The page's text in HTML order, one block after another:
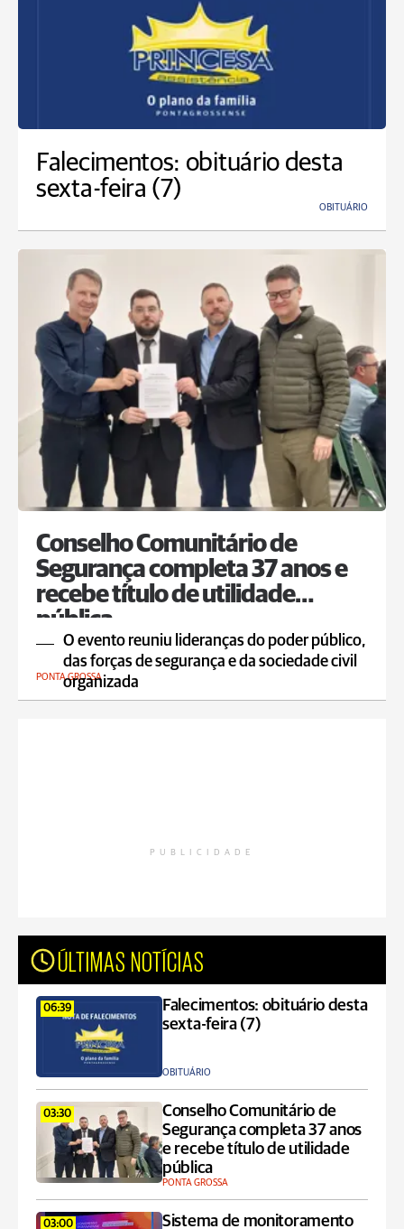
Falecimentos: obituário desta
sexta-feira (7)
OBITUÁRIO
Conselho Comunitário de
Segurança completa 37 anos e
recebe título de utilidade
pública
O evento reuniu lideranças do poder público,
das forças de segurança e da sociedade civil
organizada
PONTA GROSSA
PUBLICIDADE
ÚLTIMAS NOTÍCIAS
06:39
Falecimentos: obituário desta
sexta-feira (7)
OBITUÁRIO
03:30
Conselho Comunitário de
Segurança completa 37 anos
e recebe título de utilidade
pública
PONTA GROSSA
03:00
Sistema de monitoramento